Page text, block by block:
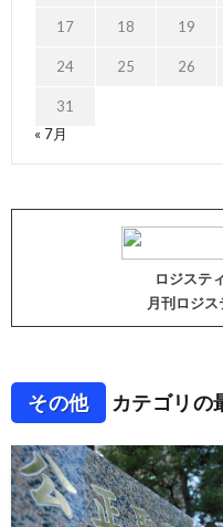
17 18 19
24 25 26
31
« 7月
ロジステ
月刊ロジ
その他 カテゴリの